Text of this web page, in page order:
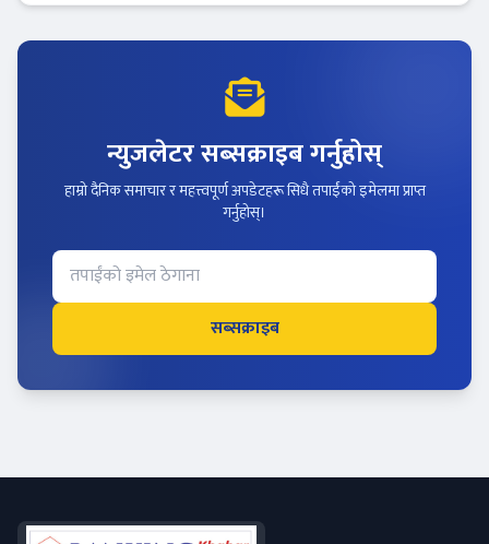
न्युजलेटर सब्सक्राइब गर्नुहोस्
हाम्रो दैनिक समाचार र महत्त्वपूर्ण अपडेटहरू सिधै तपाईंको इमेलमा प्राप्त
गर्नुहोस्।
सब्सक्राइब